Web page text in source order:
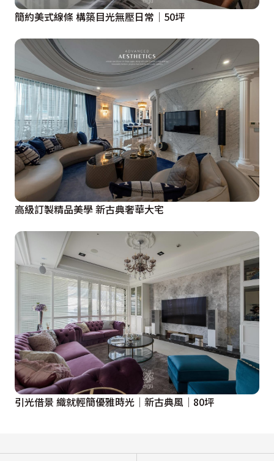
簡約美式線條 構築目光無壓日常│50坪
高級訂製精品美學 新古典奢華大宅
引光借景 織就輕簡優雅時光│新古典風│80坪